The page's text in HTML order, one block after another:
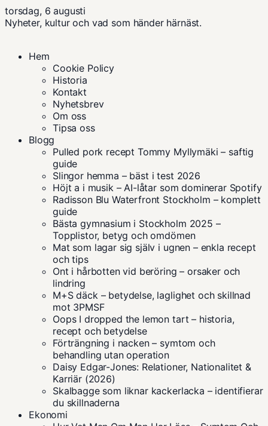
torsdag, 6 augusti
Nyheter, kultur och vad som händer härnäst.
Hem
Cookie Policy
Historia
Kontakt
Nyhetsbrev
Om oss
Tipsa oss
Blogg
Pulled pork recept Tommy Myllymäki – saftig
guide
Slingor hemma – bäst i test 2026
Höjt a i musik – AI-låtar som dominerar Spotify
Radisson Blu Waterfront Stockholm – komplett
guide
Bästa gymnasium i Stockholm 2025 –
Topplistor, betyg och omdömen
Mat som lagar sig själv i ugnen – enkla recept
och tips
Ont i hårbotten vid beröring – orsaker och
lindring
M+S däck – betydelse, laglighet och skillnad
mot 3PMSF
Oops I dropped the lemon tart – historia,
recept och betydelse
Förträngning i nacken – symtom och
behandling utan operation
Daisy Edgar-Jones: Relationer, Nationalitet &
Karriär (2026)
Skalbagge som liknar kackerlacka – identifierar
du skillnaderna
Ekonomi